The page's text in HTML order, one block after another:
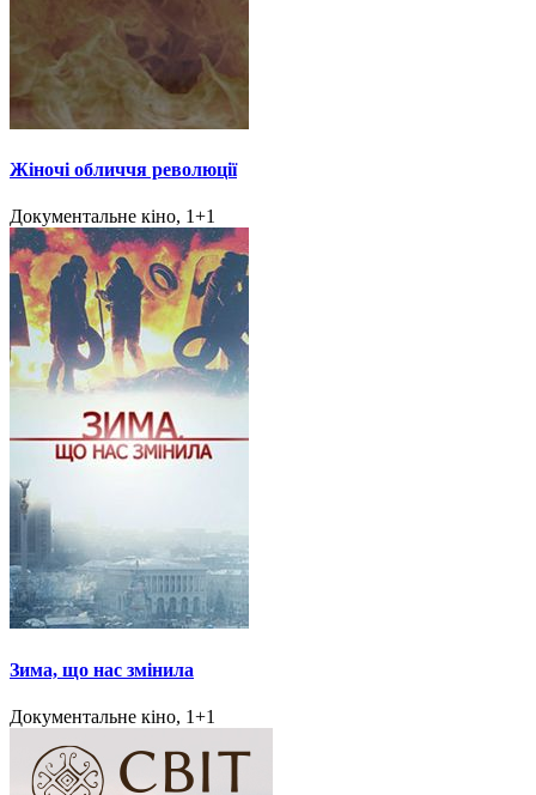
Жіночі обличчя революції
Документальне кіно, 1+1
Зима, що нас змінила
Документальне кіно, 1+1